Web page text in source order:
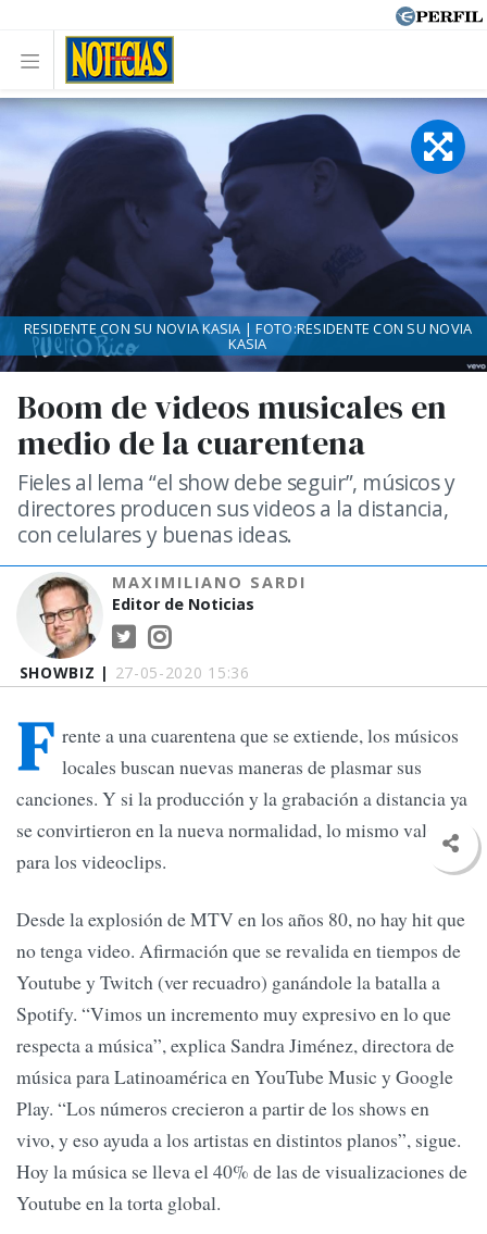
SHOWBIZ | 27-05-2020 15:36
Boom de videos musicales en
medio de la cuarentena
Fieles al lema “el show debe seguir”, músicos y
directores producen sus videos a la distancia,
con celulares y buenas ideas.
MAXIMILIANO SARDI
Editor de Noticias
RESIDENTE CON SU NOVIA KASIA | FOTO:RESIDENTE CON SU NOVIA
KASIA
F rente a una cuarentena que se extiende, los músicos
locales buscan nuevas maneras de plasmar sus
canciones. Y si la producción y la grabación a distancia ya
se convirtieron en la nueva normalidad, lo mismo vale
para los videoclips.
Desde la explosión de MTV en los años 80, no hay hit que
no tenga video. Afirmación que se revalida en tiempos de
Youtube y Twitch (ver recuadro) ganándole la batalla a
Spotify. “Vimos un incremento muy expresivo en lo que
respecta a música”, explica Sandra Jiménez, directora de
música para Latinoamérica en YouTube Music y Google
Play. “Los números crecieron a partir de los shows en
vivo, y eso ayuda a los artistas en distintos planos”, sigue.
Hoy la música se lleva el 40% de las de visualizaciones de
Youtube en la torta global.